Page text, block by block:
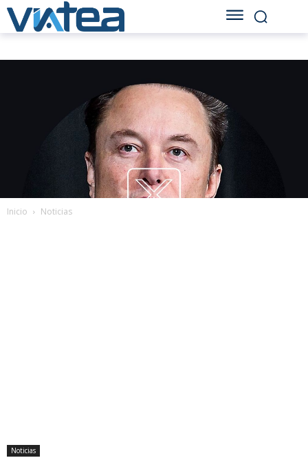
Inicio Noticias
Noticias